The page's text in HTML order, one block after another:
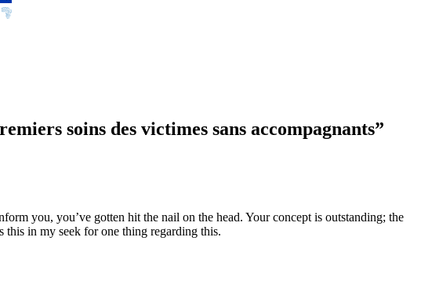
soins des victimes sans accompagnants”
you, you’ve gotten hit the nail on the head. Your concept is outstanding; the
this in my seek for one thing regarding this.